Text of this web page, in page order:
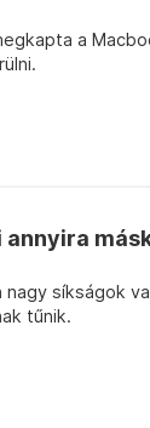
a
annyira
nagy síkságok
tűnik.